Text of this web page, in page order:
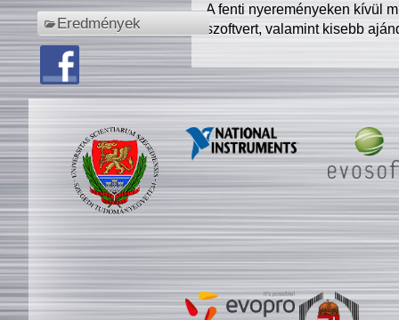
Eredmények
A fenti nyereményeken kívül
szoftvert, valamint kisebb